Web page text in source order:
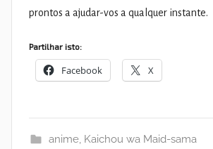
prontos a ajudar-vos a qualquer instante.
Partilhar isto:
Facebook X
anime, Kaichou wa Maid-sama